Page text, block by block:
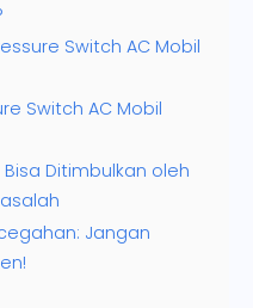
Switch AC Mobil
Switch AC Mobil
Ditimbulkan oleh
Jangan